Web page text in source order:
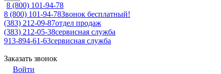
8 (800) 101-94-78
8 (800) 101-94-78Звонок бесплатный!
(383) 212-09-87отдел продаж
(383) 212-05-38сервисная служба
913-894-61-63сервисная служба
Заказать звонок
Войти